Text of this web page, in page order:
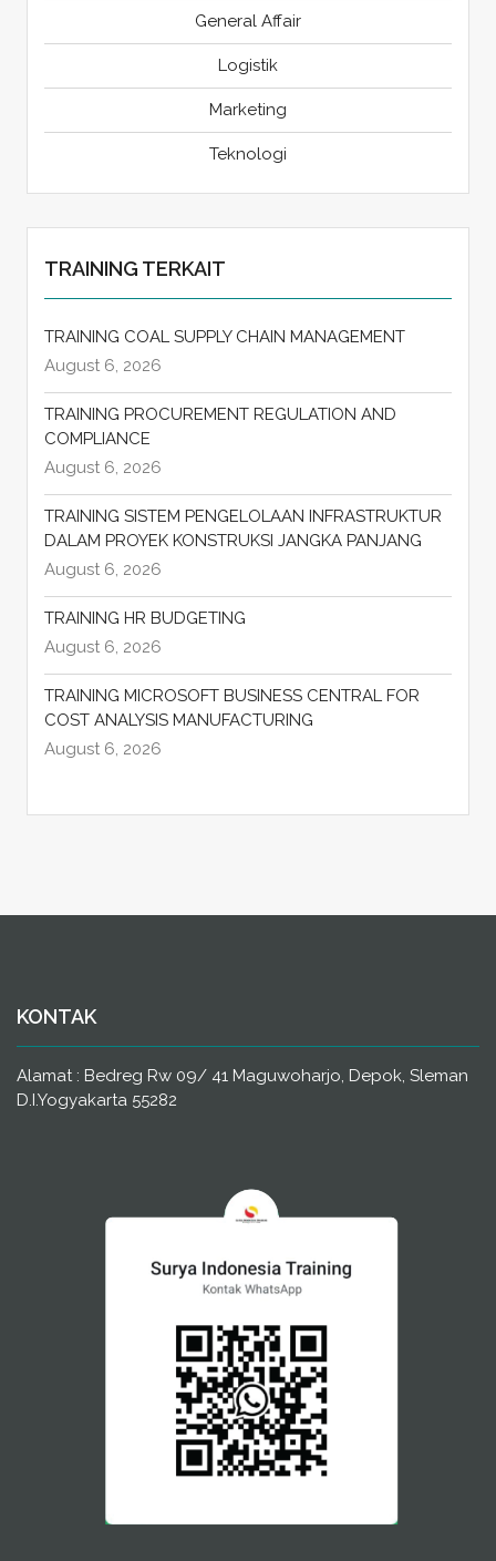
General Affair
Logistik
Marketing
Teknologi
TRAINING TERKAIT
TRAINING COAL SUPPLY CHAIN MANAGEMENT
August 6, 2026
TRAINING PROCUREMENT REGULATION AND
COMPLIANCE
August 6, 2026
TRAINING SISTEM PENGELOLAAN INFRASTRUKTUR
DALAM PROYEK KONSTRUKSI JANGKA PANJANG
August 6, 2026
TRAINING HR BUDGETING
August 6, 2026
TRAINING MICROSOFT BUSINESS CENTRAL FOR
COST ANALYSIS MANUFACTURING
August 6, 2026
KONTAK
Alamat : Bedreg Rw 09/ 41 Maguwoharjo, Depok, Sleman
D.I.Yogyakarta 55282